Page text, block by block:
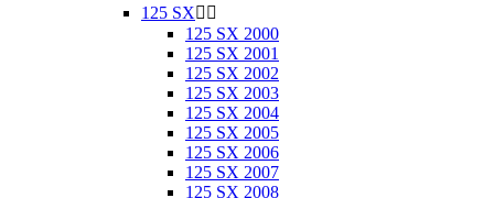
125 SX 
125 SX 2000
125 SX 2001
125 SX 2002
125 SX 2003
125 SX 2004
125 SX 2005
125 SX 2006
125 SX 2007
125 SX 2008